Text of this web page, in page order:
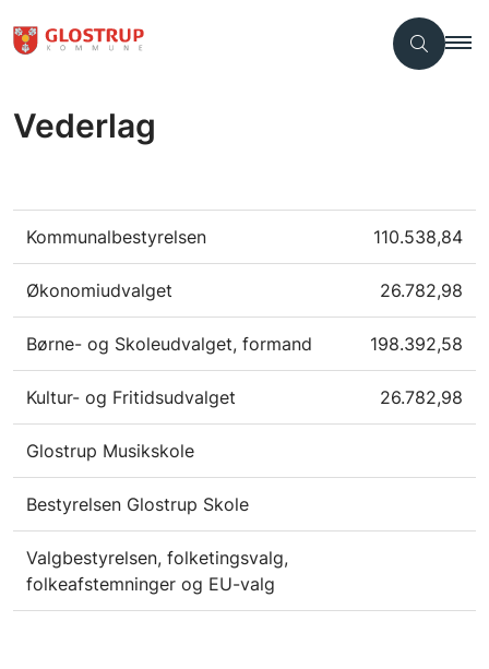
Vederlag
Kommunalbestyrelsen 110.538,84
Økonomiudvalget 26.782,98
Børne- og Skoleudvalget, formand 198.392,58
Kultur- og Fritidsudvalget 26.782,98
Glostrup Musikskole
Bestyrelsen Glostrup Skole
Valgbestyrelsen, folketingsvalg,
folkeafstemninger og EU-valg